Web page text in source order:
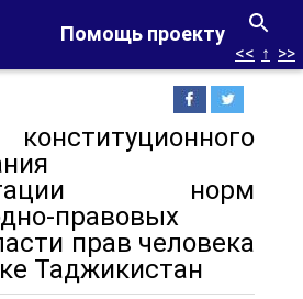
Помощь проекту
<< ↑ >>
норм
правовых
прав человека
Таджикистан